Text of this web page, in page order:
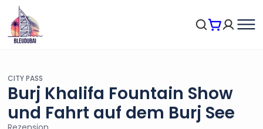
CITY PASS
Burj Khalifa Fountain Show
und Fahrt auf dem Burj See